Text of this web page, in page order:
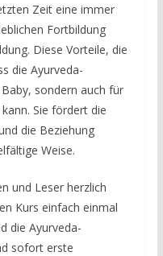
Zeit eine immer
Fortbildung
Diese Vorteile, die
die Ayurveda-
sondern auch für
Sie fördert die
die Beziehung
Weise.
und Leser herzlich
Kurs einfach einmal
die Ayurveda-
sofort erste